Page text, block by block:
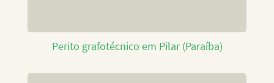
Perito grafotécnico em Pilar (Paraíba)